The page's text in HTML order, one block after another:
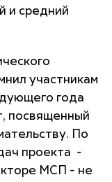
и средний
участникам
года
посвященный
По
проекта -
МСП - не